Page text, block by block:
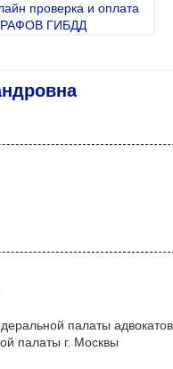
проверка и оплата
ГИБДД
палаты адвокатов
палаты г. Москвы